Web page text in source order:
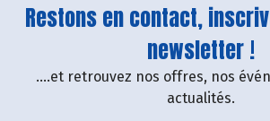
Restons en contact,
newsletter !
....et retrouvez nos offres, nos
actualités.